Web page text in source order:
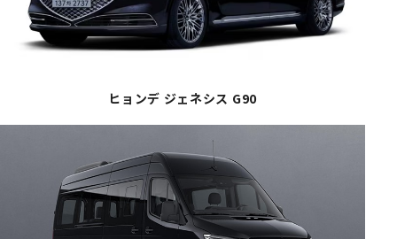
ヒョンデ ジェネシス G90